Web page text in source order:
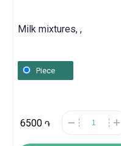
Milk mixtures, ,
Piece
6500 ֏